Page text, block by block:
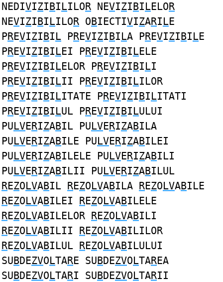
NEDIVIZIBILILOR NEVIZIBILELOR
NEVIZIBILILOR OBIECTIVIZARILE
PREVIZIBIL PREVIZIBILA PREVIZIBILE
PREVIZIBILEI PREVIZIBILELE
PREVIZIBILELOR PREVIZIBILI
PREVIZIBILII PREVIZIBILILOR
PREVIZIBILITATE PREVIZIBILITATI
PREVIZIBILUL PREVIZIBILULUI
PULVERIZABIL PULVERIZABILA
PULVERIZABILE PULVERIZABILEI
PULVERIZABILELE PULVERIZABILI
PULVERIZABILII PULVERIZABILUL
REZOLVABIL REZOLVABILA REZOLVABILE
REZOLVABILEI REZOLVABILELE
REZOLVABILELOR REZOLVABILI
REZOLVABILII REZOLVABILILOR
REZOLVABILUL REZOLVABILULUI
SUBDEZVOLTARE SUBDEZVOLTAREA
SUBDEZVOLTARI SUBDEZVOLTARII